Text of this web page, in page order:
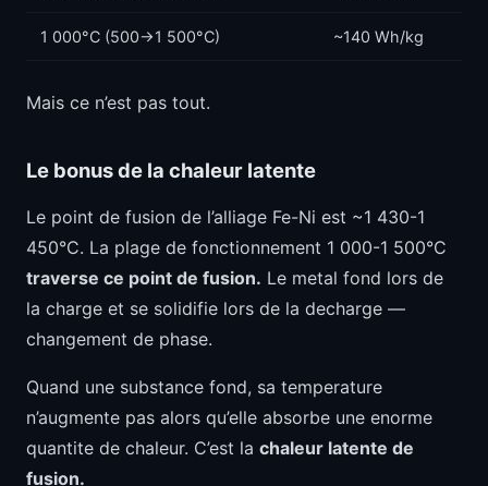
1 000°C (500->1 500°C) ~140 Wh/kg
Mais ce n’est pas tout.
Le bonus de la chaleur latente
Le point de fusion de l’alliage Fe-Ni est ~1 430-1
450°C. La plage de fonctionnement 1 000-1 500°C
traverse ce point de fusion. Le metal fond lors de
la charge et se solidifie lors de la decharge —
changement de phase.
Quand une substance fond, sa temperature
n’augmente pas alors qu’elle absorbe une enorme
quantite de chaleur. C’est la chaleur latente de
fusion.